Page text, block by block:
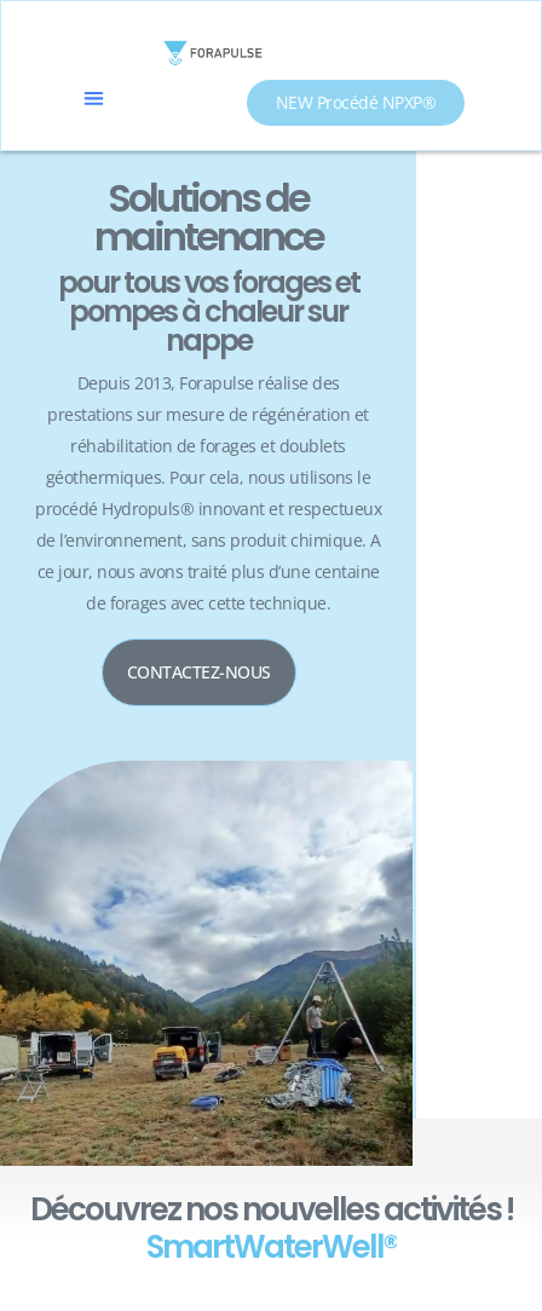
NEW Procédé NPXP®
Solutions de
maintenance
pour tous vos forages et
pompes à chaleur sur
nappe
Depuis 2013, Forapulse réalise des
prestations sur mesure de régénération et
réhabilitation de forages et doublets
géothermiques. Pour cela, nous utilisons le
procédé Hydropuls® innovant et respectueux
de l’environnement, sans produit chimique. A
ce jour, nous avons traité plus d’une centaine
de forages avec cette technique.
CONTACTEZ-NOUS
Découvrez nos nouvelles activités !
SmartWaterWell®